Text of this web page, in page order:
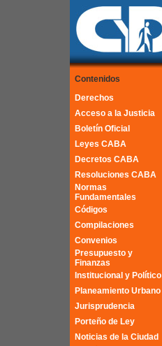
Contenidos
Derechos
Acceso a la Justicia
Boletín Oficial
Leyes CABA
Decretos CABA
Resoluciones CABA
Normas
Fundamentales
Códigos
Compilaciones
Convenios
Presupuesto y
Finanzas
Institucional y Político
Planeamiento Urbano
Jurisprudencia
Porteño de Ley
Noticias de la Ciudad